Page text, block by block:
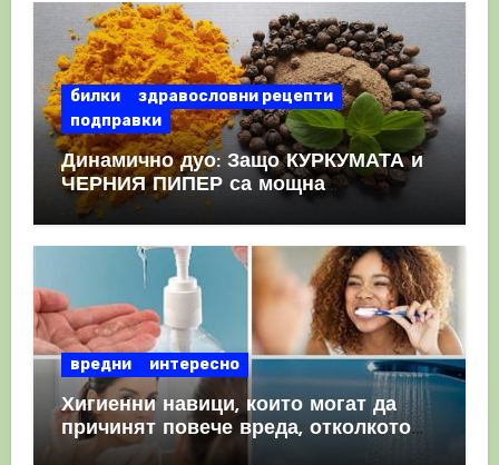
билки
здравословни рецепти
подправки
Динамично дуо: Защо КУРКУМАТА и
ЧЕРНИЯ ПИПЕР са мощна
комбинация
вредни интересно
Хигиенни навици, които могат да
причинят повече вреда, отколкото
полза